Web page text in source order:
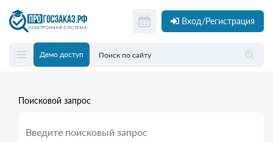
Вход/Регистрация
Демо доступ
Поисковой запрос